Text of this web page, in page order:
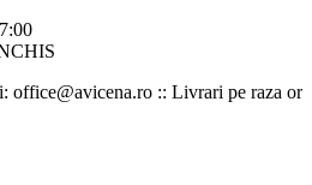
:: Livrari pe raza